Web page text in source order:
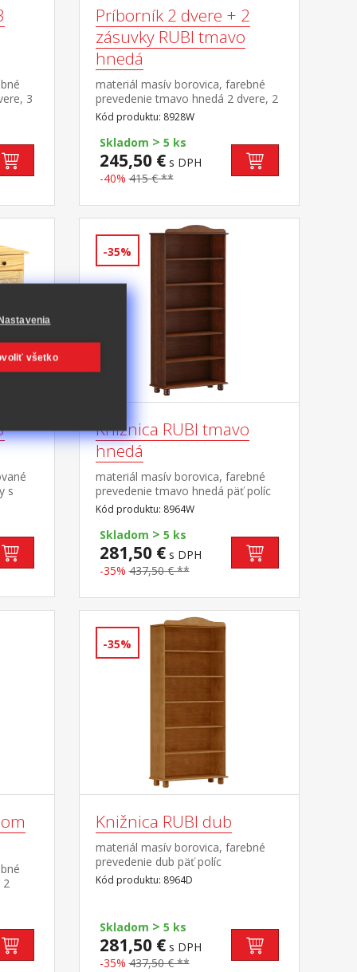
3
Príborník 2 dvere + 2
zásuvky RUBI tmavo
hnedá
materiál masív borovica, farebné
prevedenie tmavo hnedá 2 dvere, 2
zásuvky s kovovými pojazdmi, 1
polica
Kód produktu: 8928W
Skladom > 5 ks
245,50 €s DPH
-40% 415 € **
s
-35%
Knižnica RUBI tmavo
hnedá
materiál masív borovica, farebné
prevedenie tmavo hnedá päť políc
Kód produktu: 8964W
Skladom > 5 ks
281,50 €s DPH
-35% 437,50 € **
2
-35%
Knižnica RUBI dub
materiál masív borovica, farebné
prevedenie dub päť políc
Kód produktu: 8964D
Skladom > 5 ks
281,50 €s DPH
-35% 437,50 € **
všetko